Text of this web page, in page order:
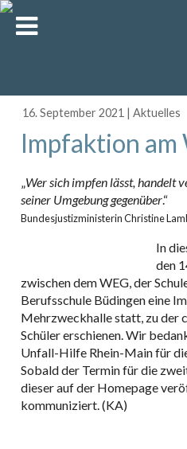
16. September 2021 |Aktuelles
Impfaktion am
„Wer sich impfen lässt, handelt
seiner Umgebung gegenüber.“
Bundesjustizministerin Christine
In
den
zwischen dem WEG, der
Berufsschule Büdingen eine
Mehrzweckhalle statt, zu der
Schüler erschienen. Wir
Unfall-Hilfe Rhein-Main für
Sobald der Termin für die
dieser auf der Homepage
kommuniziert. (KA)